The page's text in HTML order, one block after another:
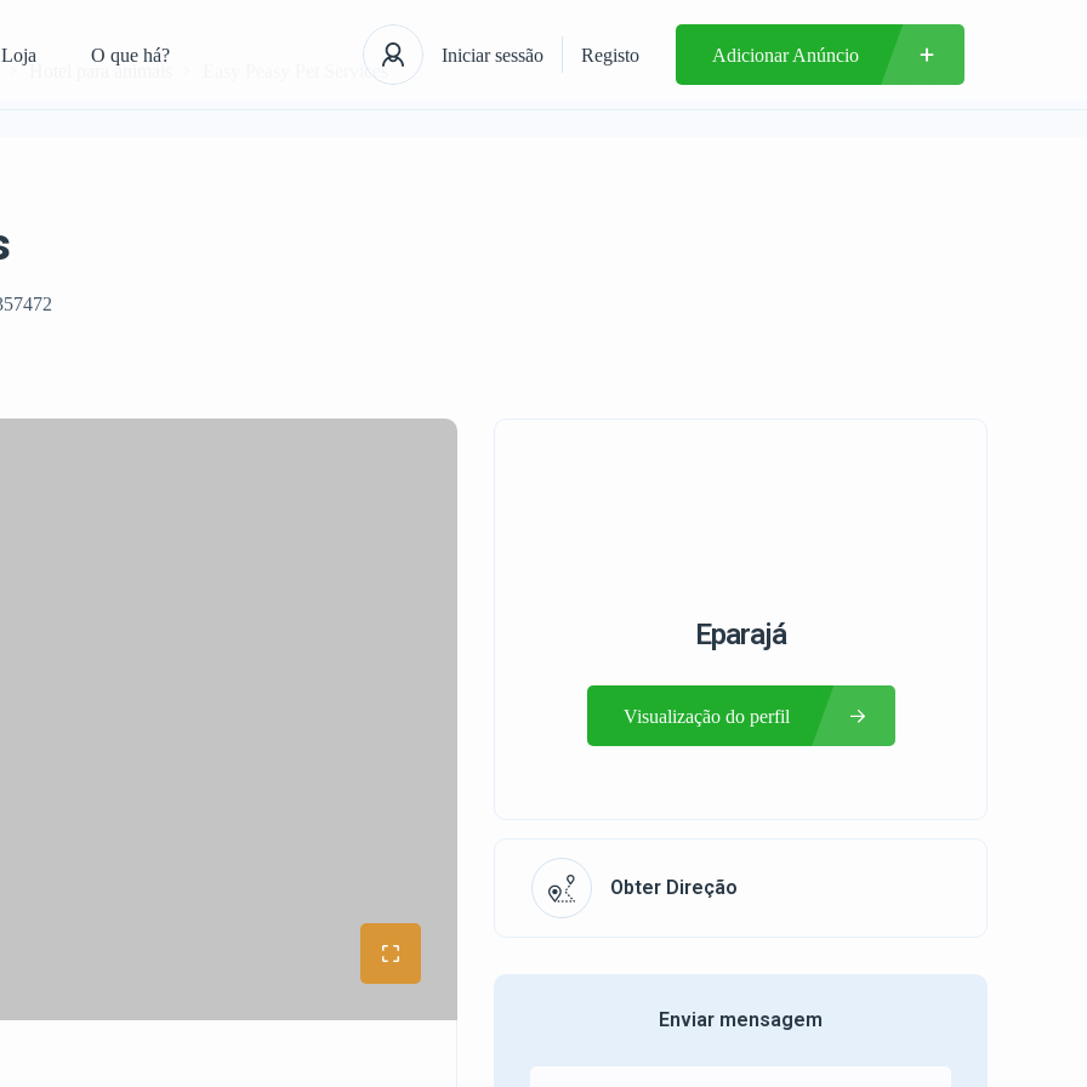
Loja O que há? Iniciar sessão Registo Adicionar Anúncio
Hotel para animais Easy Peasy Pet Services
Eparajá
Visualização do perfil
Obter Direção
Enviar mensagem